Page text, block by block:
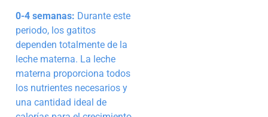
0-4 semanas: Durante este
periodo, los gatitos
dependen totalmente de la
leche materna. La leche
materna proporciona todos
los nutrientes necesarios y
una cantidad ideal de